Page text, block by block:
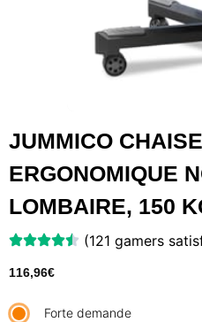
JUMMICO
ERGONOMIQUE
LOMBAIRE, 150
(121 gamers
116,96€
Forte demande